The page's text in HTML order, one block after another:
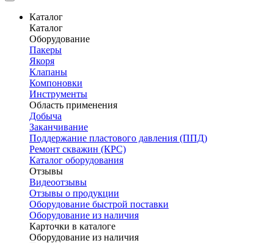
Каталог
Каталог
Оборудование
Пакеры
Якоря
Клапаны
Компоновки
Инструменты
Область применения
Добыча
Заканчивание
Поддержание пластового давления (ППД)
Ремонт скважин (КРС)
Каталог оборудования
Отзывы
Видеоотзывы
Отзывы о продукции
Оборудование быстрой поставки
Оборудование из наличия
Карточки в каталоге
Оборудование из наличия